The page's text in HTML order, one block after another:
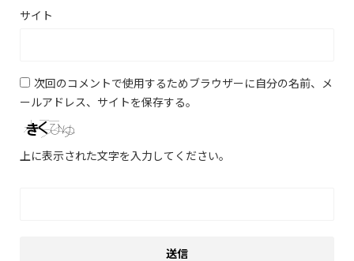
サイト
次回のコメントで使用するためブラウザーに自分の名前、メ
ールアドレス、サイトを保存する。
上に表示された文字を入力してください。